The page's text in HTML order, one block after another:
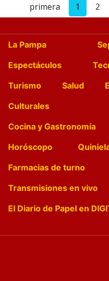
primera 1 2
La Pampa
Espectáculos
Turismo
Salud
Culturales
Cocina y Gastronomía
Horóscopo
Farmacias de turno
Transmisiones en vivo
El Diario de Papel en